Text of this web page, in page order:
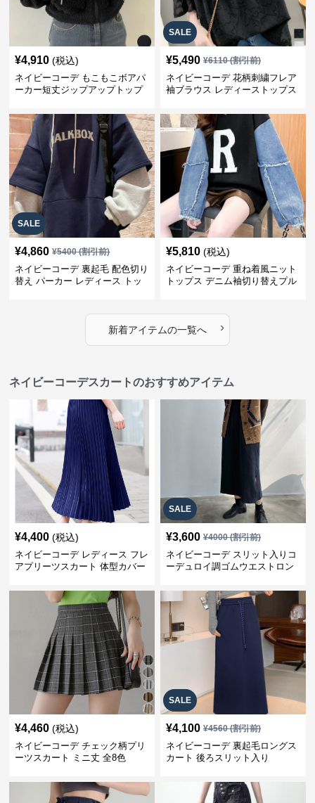
¥4,910 (税込)
ネイビーコーデ もこもこボアパ
ーカー短丈ジップアップトップ
SALE
¥5,490 ¥6110(割引前)
ネイビーコーデ 花柄刺繍フレア
袖ブラウス レディーストップス
SALE
¥4,860 ¥5400(割引前)
ネイビーコーデ 裏起毛 配色切り
替え パーカー レディース トッ
¥5,810 (税込)
ネイビーコーデ 重ね着風ニット
トップス デニム袖切り替えプル
新着アイテムの一覧へ ›
ネイビーコーデスカートのおすすめアイテム
¥4,400 (税込)
ネイビーコーデ レディース フレ
アプリーツスカート 体型カバー
ト
SALE
¥3,600 ¥4000(割引前)
ネイビーコーデ スリット入りコ
ーデュロイ調ゴムウエストロン
¥4,460 (税込)
ネイビーコーデ チェック柄プリ
ーツスカート ミニ丈 全8色
SALE
¥4,100 ¥4560(割引前)
ネイビーコーデ 裏起毛ロングス
カート 後ろスリット入り